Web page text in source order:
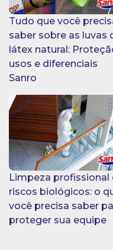
Tudo que você
saber sobre as luvas
látex natural:
usos e diferenciais
Sanro
Limpeza profissional
riscos biológicos: o
você precisa saber
proteger sua equipe